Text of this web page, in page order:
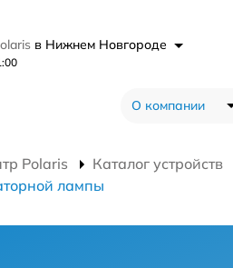
в Нижнем Новгороде
О компании
Polaris Каталог устройств
лампы